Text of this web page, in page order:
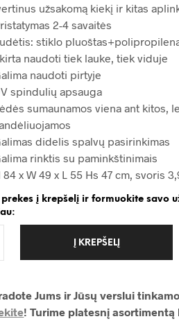
užsakomą kiekį ir kitas
2-4 savaitės
stiklo
naudoti tiek lauke, tiek viduje
naudoti pirtyje
spindulių apsauga
sumaunamos viena ant kitos,
didelis spalvų pasirinkimas
rinktis su paminkštinimais
84 x W 49 x L 55 Hs 47 cm, svoris
prekes į krepšelį ir formuokite savo
Į KREPŠELĮ
Jums ir Jūsų verslui
! Turime platesnį asortimentą